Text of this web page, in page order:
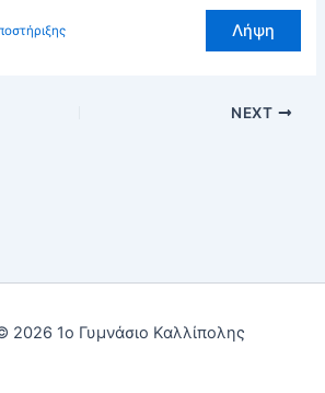
Λήψη
NEXT
2026 1ο Γυμνάσιο Καλλίπολης